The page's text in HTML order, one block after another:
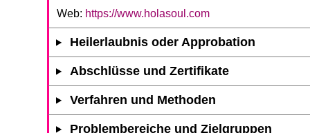
Web: https://www.holasoul.com
Heilerlaubnis oder Approbation
Abschlüsse und Zertifikate
Verfahren und Methoden
Problembereiche und Zielgruppen